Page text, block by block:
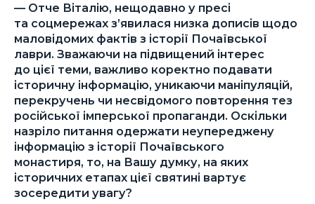
— Отче Віталію, нещодавно у пресі
та соцмережах з’явилася низка дописів щодо
маловідомих фактів з історії Почаївської
лаври. Зважаючи на підвищений інтерес
до цієї теми, важливо коректно подавати
історичну інформацію, уникаючи маніпуляцій,
перекручень чи несвідомого повторення тез
російської імперської пропаганди. Оскільки
назріло питання одержати неупереджену
інформацію з історії Почаївського
монастиря, то, на Вашу думку, на яких
історичних етапах цієї святині вартує
зосередити увагу?